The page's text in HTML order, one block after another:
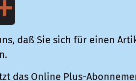
daß Sie sich für einen
das Online Plus-